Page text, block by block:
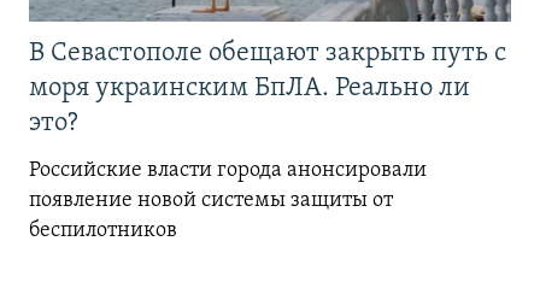
В Севастополе обещают закрыть путь с
моря украинским БпЛА. Реально ли
это?
Российские власти города анонсировали
появление новой системы защиты от
беспилотников